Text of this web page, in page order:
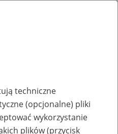
techniczne
(opcjonalne) pliki
wykorzystanie
plików (przycisk